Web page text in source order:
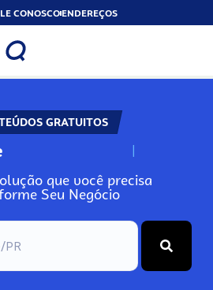
CONOSCOENDEREÇOS
GRATUITOS
N
que você precisa
Seu Negócio